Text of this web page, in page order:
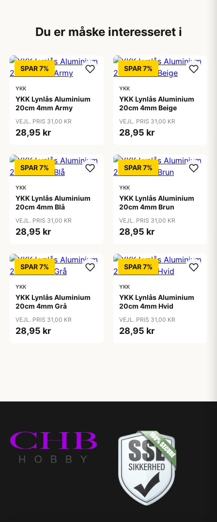
Du er måske interesseret i
SPAR 7%
YKK
YKK Lynlås Aluminium
20cm 4mm Army
VEJL. PRIS 31,00 KR
28,95 kr
SPAR 7%
YKK
YKK Lynlås Aluminium
20cm 4mm Beige
VEJL. PRIS 31,00 KR
28,95 kr
SPAR 7%
YKK
YKK Lynlås Aluminium
20cm 4mm Blå
VEJL. PRIS 31,00 KR
28,95 kr
SPAR 7%
YKK
YKK Lynlås Aluminium
20cm 4mm Brun
VEJL. PRIS 31,00 KR
28,95 kr
SPAR 7%
YKK
YKK Lynlås Aluminium
20cm 4mm Grå
VEJL. PRIS 31,00 KR
28,95 kr
SPAR 7%
YKK
YKK Lynlås Aluminium
20cm 4mm Hvid
VEJL. PRIS 31,00 KR
28,95 kr